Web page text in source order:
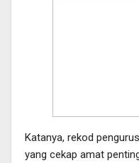
Katanya, rekod
yang cekap amat